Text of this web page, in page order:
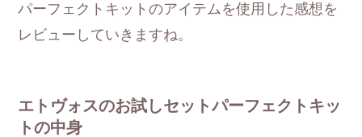
パーフェクトキットのアイテムを使用した感想を
レビューしていきますね。
エトヴォスのお試しセットパーフェクトキッ
トの中身